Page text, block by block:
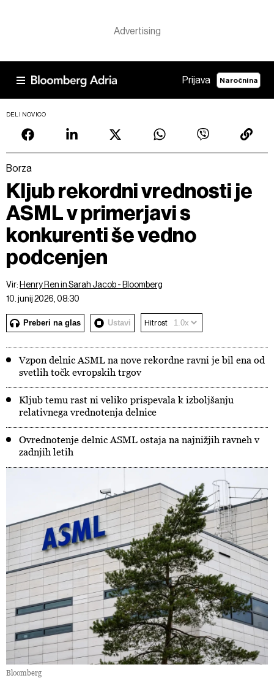
Prijava Naročnina
DELI NOVICO
Borza
Kljub rekordni vrednosti je
ASML v primerjavi s
konkurenti še vedno
podcenjen
Vir: Henry Ren in Sarah Jacob - Bloomberg
10. junij 2026, 08:30
Preberi na glas Ustavi Hitrost
Vzpon delnic ASML na nove rekordne ravni je bil ena od
svetlih točk evropskih trgov
Kljub temu rast ni veliko prispevala k izboljšanju
relativnega vrednotenja delnice
Ovrednotenje delnic ASML ostaja na najnižjih ravneh v
zadnjih letih
Bloomberg